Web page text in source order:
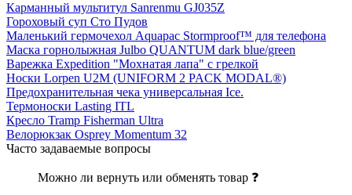
Карманный мультитул Sanrenmu GJ035Z
Гороховый суп Сто Пудов
Маленький гермочехол Aquapac Stormproof™ для телефона
Маска горнолыжная Julbo QUANTUM dark blue/green
Варежка Expedition "Мохнатая лапа" с грелкой
Носки Lorpen U2M (UNIFORM 2 PACK MODAL®)
Предохранительная чека универсальная Ice.
Термоноски Lasting ITL
Кресло Tramp Fisherman Ultra
Велорюкзак Osprey Momentum 32
Часто задаваемые вопросы
Можно ли вернуть или обменять товар ❓